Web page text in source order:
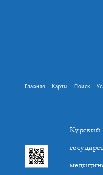
Главная Карты Поиск
Курский